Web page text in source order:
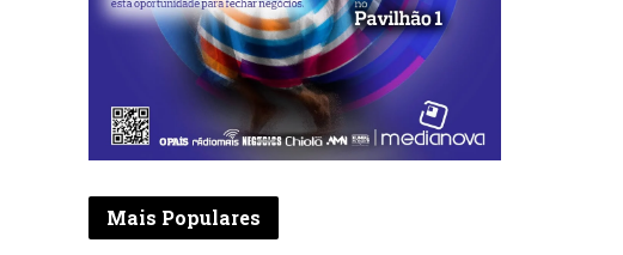
Mais Populares